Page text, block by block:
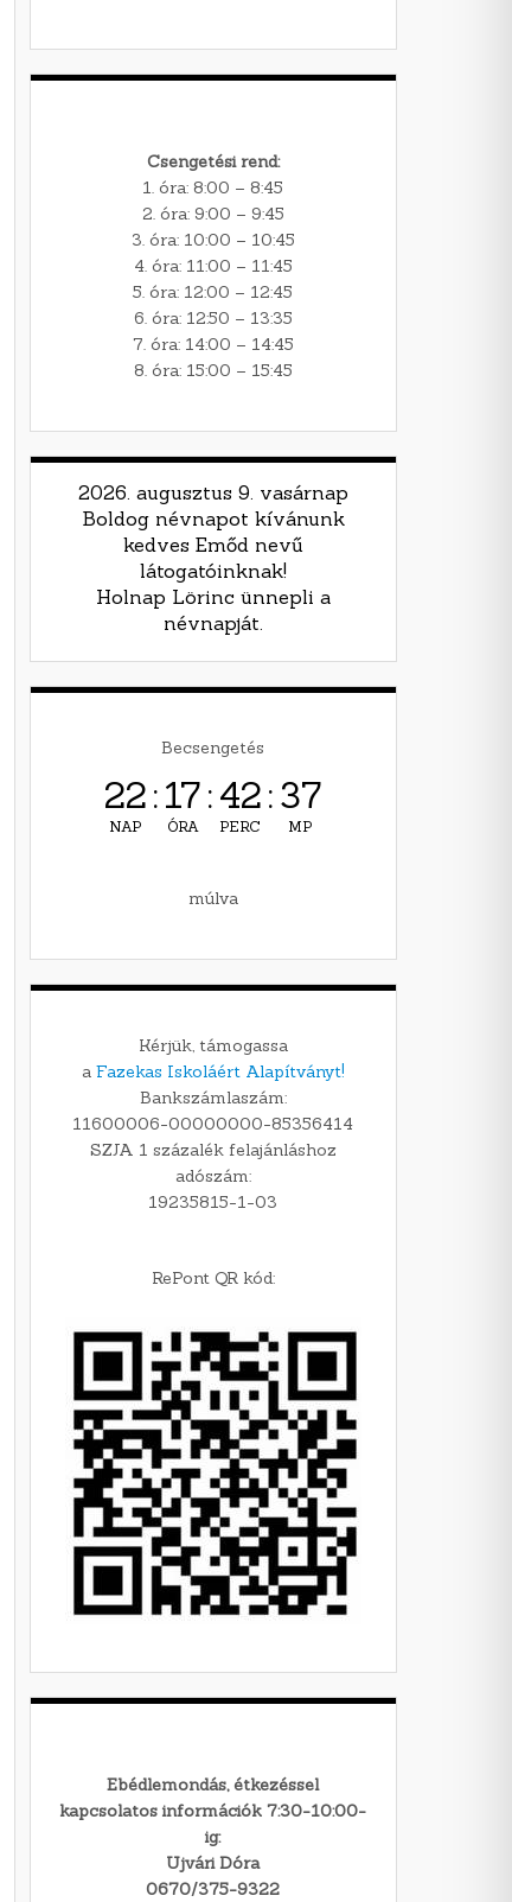
Csengetési rend:
1. óra: 8:00 – 8:45
2. óra: 9:00 – 9:45
3. óra: 10:00 – 10:45
4. óra: 11:00 – 11:45
5. óra: 12:00 – 12:45
6. óra: 12:50 – 13:35
7. óra: 14:00 – 14:45
8. óra: 15:00 – 15:45
2026. augusztus 9. vasárnap
Boldog névnapot kívánunk
kedves Emőd nevű
látogatóinknak!
Holnap Lörinc ünnepli a
névnapját.
Becsengetés
22
NAP
:17
ÓRA
:42
PERC
:35
MP
múlva
Kérjük, támogassa
a Fazekas Iskoláért Alapítványt!
Bankszámlaszám:
11600006-00000000-85356414
SZJA 1 százalék felajánláshoz
adószám:
19235815-1-03
RePont QR kód:
Ebédlemondás, étkezéssel
kapcsolatos információk 7:30-10:00-
ig:
Ujvári Dóra
0670/375-9322